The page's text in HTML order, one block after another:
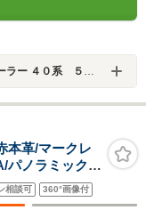
ハイブリッド 中古車専門店
革/マークレ
パノラミックビ
ズフリーパワ
リア&エクス
相談可 360°画像付